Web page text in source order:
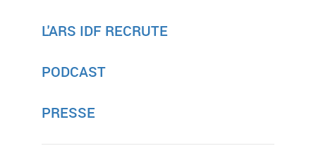
L'ARS IDF RECRUTE
PODCAST
PRESSE